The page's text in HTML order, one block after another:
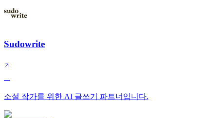
Sudowrite
소설 작가를 위한 AI 글쓰기 파트너입니다.